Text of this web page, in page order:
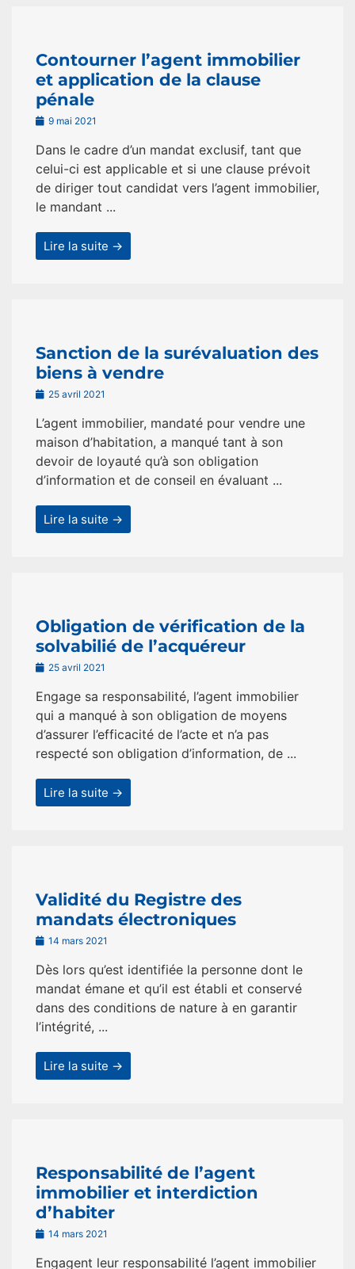
Contourner l’agent immobilier
et application de la clause
pénale
9 mai 2021
Dans le cadre d’un mandat exclusif, tant que
celui-ci est applicable et si une clause prévoit
de diriger tout candidat vers l’agent immobilier,
le mandant ...
Lire la suite →
Sanction de la surévaluation des
biens à vendre
25 avril 2021
L’agent immobilier, mandaté pour vendre une
maison d’habitation, a manqué tant à son
devoir de loyauté qu’à son obligation
d’information et de conseil en évaluant ...
Lire la suite →
Obligation de vérification de la
solvabilié de l’acquéreur
25 avril 2021
Engage sa responsabilité, l’agent immobilier
qui a manqué à son obligation de moyens
d’assurer l’efficacité de l’acte et n’a pas
respecté son obligation d’information, de ...
Lire la suite →
Validité du Registre des
mandats électroniques
14 mars 2021
Dès lors qu’est identifiée la personne dont le
mandat émane et qu’il est établi et conservé
dans des conditions de nature à en garantir
l’intégrité, ...
Lire la suite →
Responsabilité de l’agent
immobilier et interdiction
d’habiter
14 mars 2021
Engagent leur responsabilité l’agent immobilier